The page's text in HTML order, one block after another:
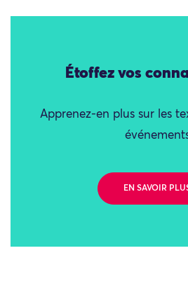
Étoffez vos
Apprenez-en plus sur les
EN SAVOIR